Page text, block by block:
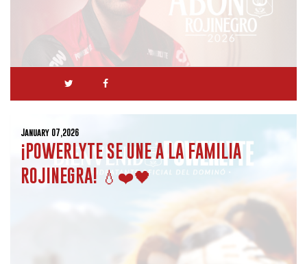
January 07,2026
¡POWERLYTE SE UNE A LA FAMILIA
ROJINEGRA! 💧❤️🖤